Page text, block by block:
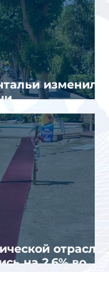
изменили
туристов
отрасли
на 2,6% во